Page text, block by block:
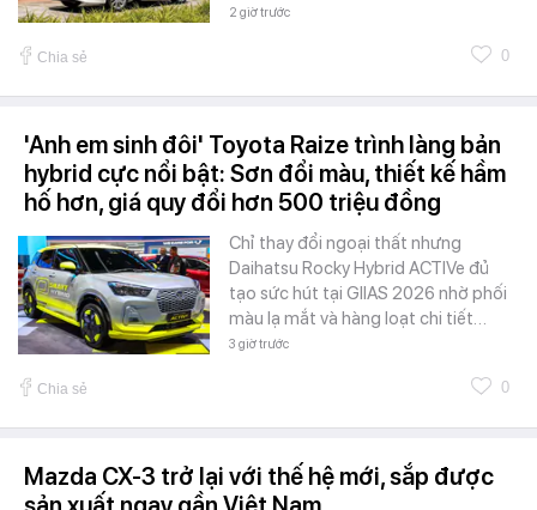
2 giờ trước
Chia sẻ 0
'Anh em sinh đôi' Toyota Raize trình làng bản
hybrid cực nổi bật: Sơn đổi màu, thiết kế hầm
hố hơn, giá quy đổi hơn 500 triệu đồng
Chỉ thay đổi ngoại thất nhưng
Daihatsu Rocky Hybrid ACTIVe đủ
tạo sức hút tại GIIAS 2026 nhờ phối
màu lạ mắt và hàng loạt chi tiết…
3 giờ trước
Chia sẻ 0
Mazda CX-3 trở lại với thế hệ mới, sắp được